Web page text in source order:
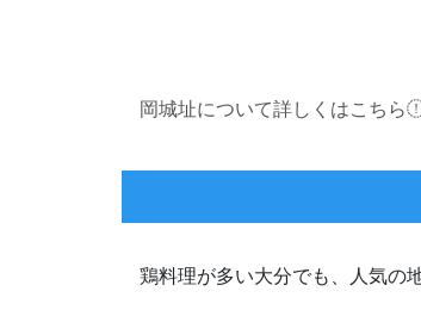
岡城址について詳しくはこちら
鶏料理が多い大分でも、人気の